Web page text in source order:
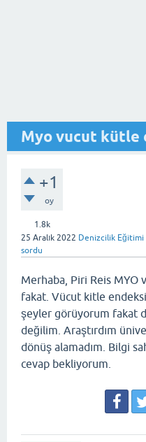
Myo vucut kütle
+1
oy
1.8k
25 Aralık 2022 Denizcilik Eğitimi
sordu
Merhaba, Piri Reis MYO
fakat. Vücut kitle
şeyler görüyorum fakat
değilim. Araştırdım
dönüş alamadım. Bilgi
cevap bekliyorum.